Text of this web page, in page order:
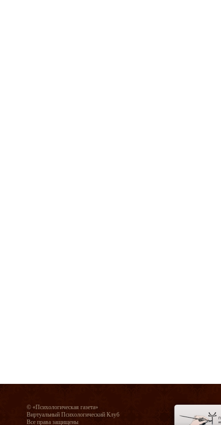
© «Психологическая газета»
Виртуальный Психологический Клуб
Все права защищены